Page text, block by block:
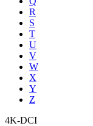
R
S
T
U
V
W
X
Y
Z
4K-DCI